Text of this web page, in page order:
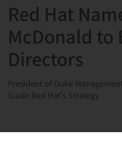
い
Red Hat
McDonald to
Directors
President of Duke
Guide Red Hat's Strategy